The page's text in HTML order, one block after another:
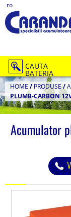
ro
CAUTA
BATERIA
HOME / PRODUSE/
PLUMB-CARBON
Acumulator